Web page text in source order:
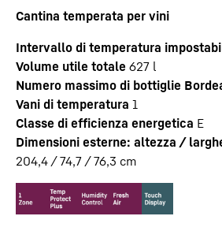
Cantina temperata per vini
Intervallo di temperatura
Volume utile totale 627 l
Numero massimo di bottiglie
Vani di temperatura 1
Classe di efficienza energetica E
Dimensioni esterne: altezza /
204,4 / 74,7 / 76,3 cm